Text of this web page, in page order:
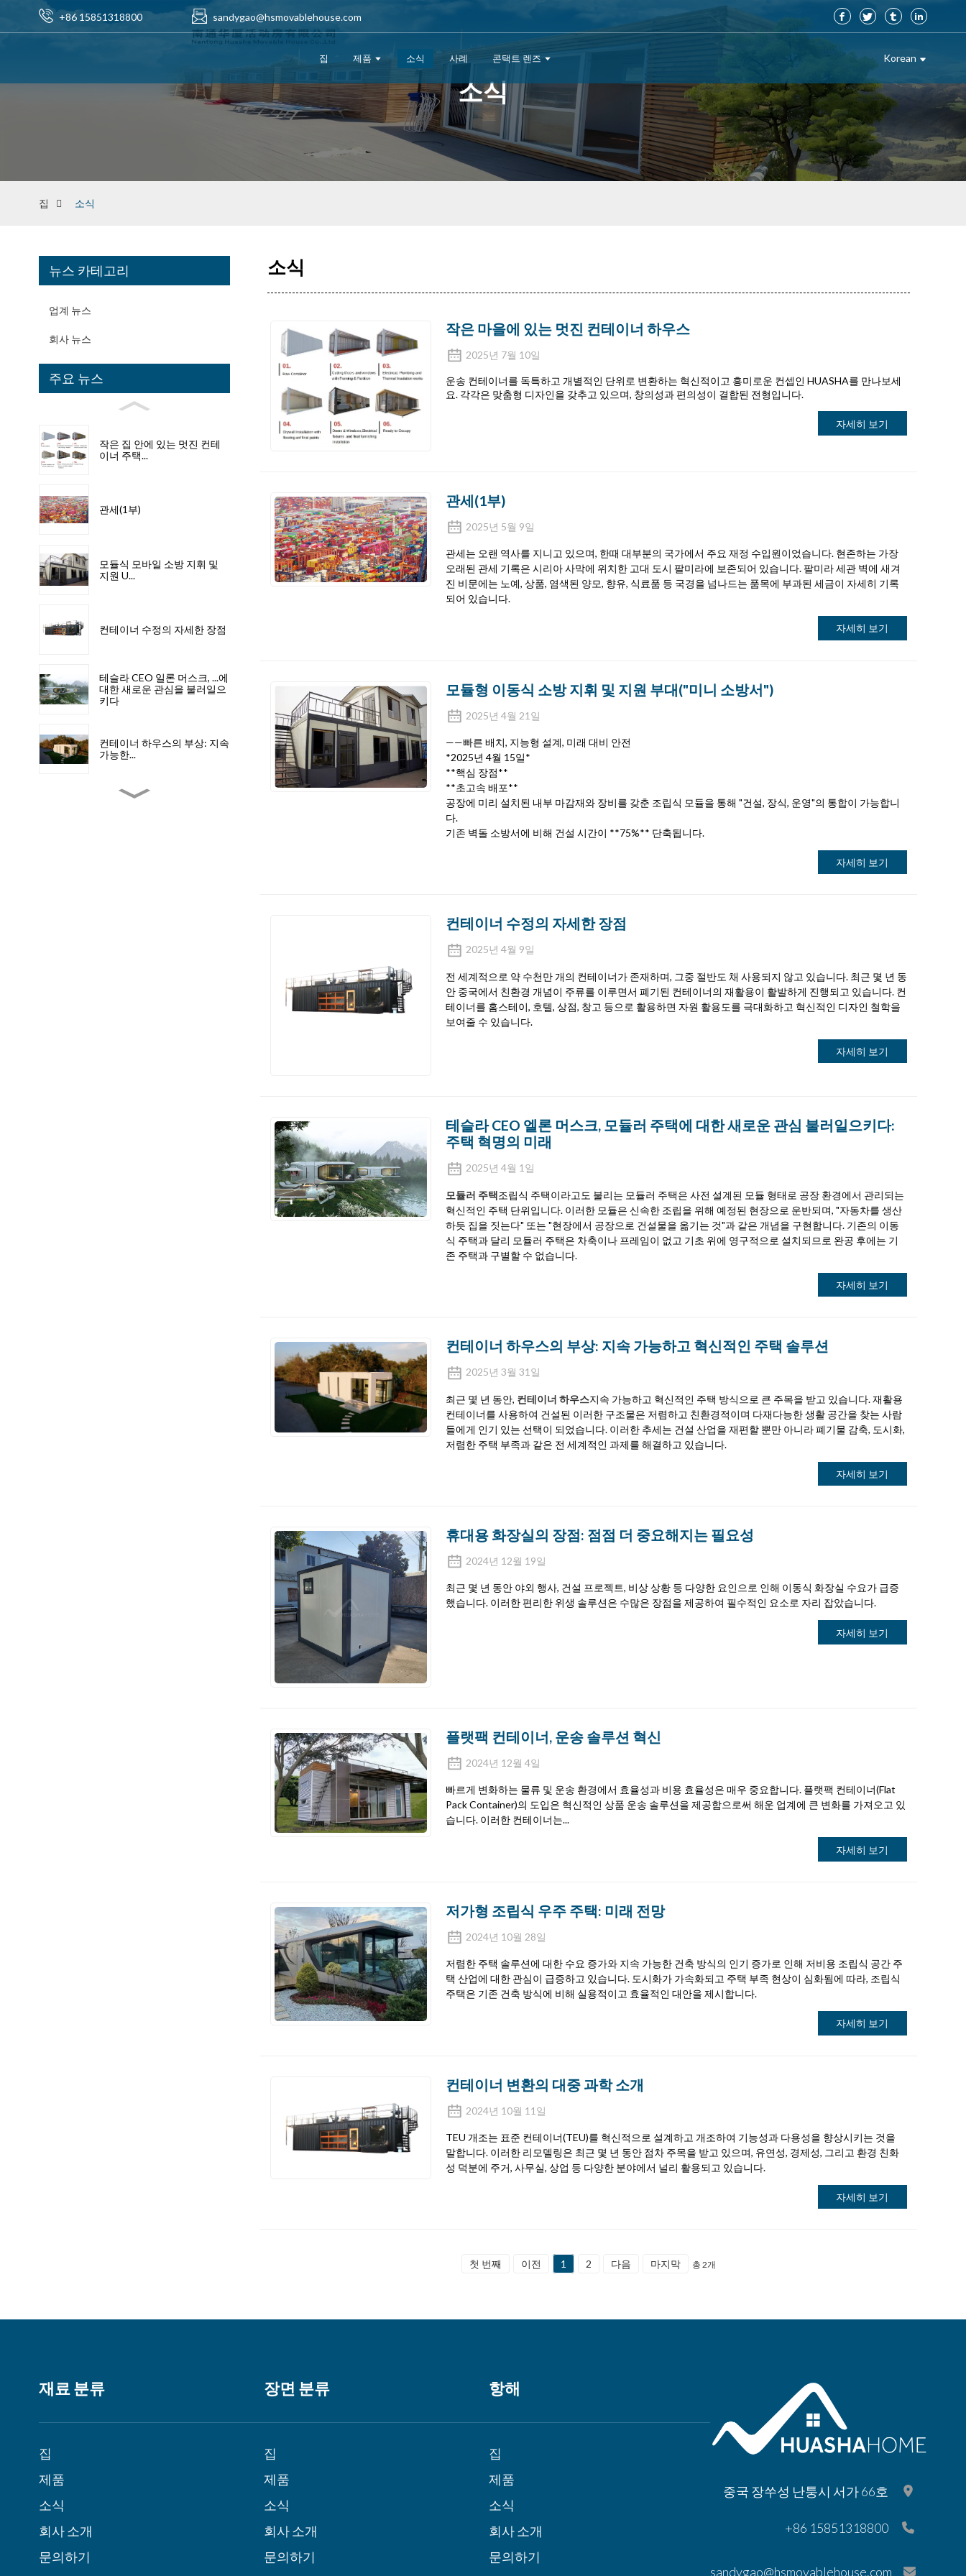
+86 15851318800 sandygao@hsmovablehouse.com
집 제품 소식 사례 콘택트 렌즈 Korean
소식
집 소식
뉴스 카테고리
업계 뉴스
회사 뉴스
주요 뉴스
작은 집 안에 있는 멋진 컨테
이너 주택...
관세(1부)
모듈식 모바일 소방 지휘 및
지원 U...
컨테이너 수정의 자세한 장점
테슬라 CEO 일론 머스크, ...에
대한 새로운 관심을 불러일으
키다
컨테이너 하우스의 부상: 지속
가능한...
소식
작은 마을에 있는 멋진 컨테이너 하우스
2025년 7월 10일
운송 컨테이너를 독특하고 개별적인 단위로 변환하는 혁신적이고 흥미로운 컨셉인 HUASHA를 만나보세
요. 각각은 맞춤형 디자인을 갖추고 있으며, 창의성과 편의성이 결합된 전형입니다.
자세히 보기
관세(1부)
2025년 5월 9일
관세는 오랜 역사를 지니고 있으며, 한때 대부분의 국가에서 주요 재정 수입원이었습니다. 현존하는 가장
오래된 관세 기록은 시리아 사막에 위치한 고대 도시 팔미라에 보존되어 있습니다. 팔미라 세관 벽에 새겨
진 비문에는 노예, 상품, 염색된 양모, 향유, 식료품 등 국경을 넘나드는 품목에 부과된 세금이 자세히 기록
되어 있습니다.
자세히 보기
모듈형 이동식 소방 지휘 및 지원 부대("미니 소방서")
2025년 4월 21일
——빠른 배치, 지능형 설계, 미래 대비 안전
*2025년 4월 15일*
**핵심 장점**
**초고속 배포**
공장에 미리 설치된 내부 마감재와 장비를 갖춘 조립식 모듈을 통해 "건설, 장식, 운영"의 통합이 가능합니
다.
기존 벽돌 소방서에 비해 건설 시간이 **75%** 단축됩니다.
자세히 보기
컨테이너 수정의 자세한 장점
2025년 4월 9일
전 세계적으로 약 수천만 개의 컨테이너가 존재하며, 그중 절반도 채 사용되지 않고 있습니다. 최근 몇 년 동
안 중국에서 친환경 개념이 주류를 이루면서 폐기된 컨테이너의 재활용이 활발하게 진행되고 있습니다. 컨
테이너를 홈스테이, 호텔, 상점, 창고 등으로 활용하면 자원 활용도를 극대화하고 혁신적인 디자인 철학을
보여줄 수 있습니다.
자세히 보기
테슬라 CEO 엘론 머스크, 모듈러 주택에 대한 새로운 관심 불러일으키다:
주택 혁명의 미래
2025년 4월 1일
모듈러 주택조립식 주택이라고도 불리는 모듈러 주택은 사전 설계된 모듈 형태로 공장 환경에서 관리되는
혁신적인 주택 단위입니다. 이러한 모듈은 신속한 조립을 위해 예정된 현장으로 운반되며, "자동차를 생산
하듯 집을 짓는다" 또는 "현장에서 공장으로 건설물을 옮기는 것"과 같은 개념을 구현합니다. 기존의 이동
식 주택과 달리 모듈러 주택은 차축이나 프레임이 없고 기초 위에 영구적으로 설치되므로 완공 후에는 기
존 주택과 구별할 수 없습니다.
자세히 보기
컨테이너 하우스의 부상: 지속 가능하고 혁신적인 주택 솔루션
2025년 3월 31일
최근 몇 년 동안, 컨테이너 하우스지속 가능하고 혁신적인 주택 방식으로 큰 주목을 받고 있습니다. 재활용
컨테이너를 사용하여 건설된 이러한 구조물은 저렴하고 친환경적이며 다재다능한 생활 공간을 찾는 사람
들에게 인기 있는 선택이 되었습니다. 이러한 추세는 건설 산업을 재편할 뿐만 아니라 폐기물 감축, 도시화,
저렴한 주택 부족과 같은 전 세계적인 과제를 해결하고 있습니다.
자세히 보기
휴대용 화장실의 장점: 점점 더 중요해지는 필요성
2024년 12월 19일
최근 몇 년 동안 야외 행사, 건설 프로젝트, 비상 상황 등 다양한 요인으로 인해 이동식 화장실 수요가 급증
했습니다. 이러한 편리한 위생 솔루션은 수많은 장점을 제공하여 필수적인 요소로 자리 잡았습니다.
자세히 보기
플랫팩 컨테이너, 운송 솔루션 혁신
2024년 12월 4일
빠르게 변화하는 물류 및 운송 환경에서 효율성과 비용 효율성은 매우 중요합니다. 플랫팩 컨테이너(Flat
Pack Container)의 도입은 혁신적인 상품 운송 솔루션을 제공함으로써 해운 업계에 큰 변화를 가져오고 있
습니다. 이러한 컨테이너는...
자세히 보기
저가형 조립식 우주 주택: 미래 전망
2024년 10월 28일
저렴한 주택 솔루션에 대한 수요 증가와 지속 가능한 건축 방식의 인기 증가로 인해 저비용 조립식 공간 주
택 산업에 대한 관심이 급증하고 있습니다. 도시화가 가속화되고 주택 부족 현상이 심화됨에 따라, 조립식
주택은 기존 건축 방식에 비해 실용적이고 효율적인 대안을 제시합니다.
자세히 보기
컨테이너 변환의 대중 과학 소개
2024년 10월 11일
TEU 개조는 표준 컨테이너(TEU)를 혁신적으로 설계하고 개조하여 기능성과 다용성을 향상시키는 것을
말합니다. 이러한 리모델링은 최근 몇 년 동안 점차 주목을 받고 있으며, 유연성, 경제성, 그리고 환경 친화
성 덕분에 주거, 사무실, 상업 등 다양한 분야에서 널리 활용되고 있습니다.
자세히 보기
첫 번째 이전 1 2 다음 마지막 총 2개
재료 분류
집
제품
소식
회사 소개
문의하기
장면 분류
집
제품
소식
회사 소개
문의하기
항해
집
제품
소식
회사 소개
문의하기
중국 장쑤성 난퉁시 서가 66호
+86 15851318800
sandygao@hsmovablehouse.com